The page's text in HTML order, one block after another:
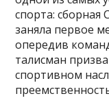
спорта: сборная
заняла первое
опередив
талисман
спортивном